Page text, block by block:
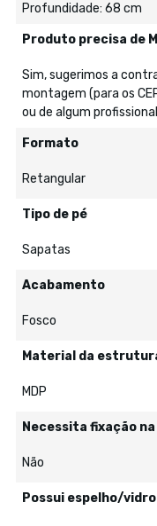
Profundidade: 68 cm
Produto precisa de
Sim, sugerimos a
montagem (para os
ou de algum
Formato
Retangular
Tipo de pé
Sapatas
Acabamento
Fosco
Material da
MDP
Necessita fixação
Não
Possui espelho/vidro